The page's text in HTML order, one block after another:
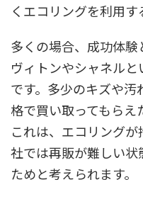
くエコリングを利用す
多くの場合、成功体験
ヴィトンやシャネル
です。多少のキズや
格で買い取ってもらえ
これは、エコリング
社では再販が難しい
ためと考えられます。